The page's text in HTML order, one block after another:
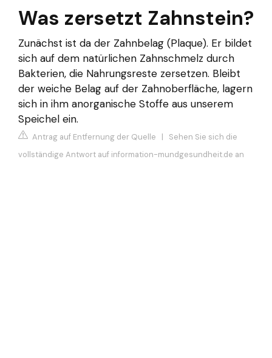
Was zersetzt Zahnstein?
Zunächst ist da der Zahnbelag (Plaque). Er bildet
sich auf dem natürlichen Zahnschmelz durch
Bakterien, die Nahrungsreste zersetzen. Bleibt
der weiche Belag auf der Zahnoberfläche, lagern
sich in ihm anorganische Stoffe aus unserem
Speichel ein.
Antrag auf Entfernung der Quelle | Sehen Sie sich die
vollständige Antwort auf information-mundgesundheit.de an